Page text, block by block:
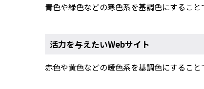
青色や緑色などの寒色系を基調色にすること
活力を与えたいWebサイト
赤色や黄色などの暖色系を基調色にすること